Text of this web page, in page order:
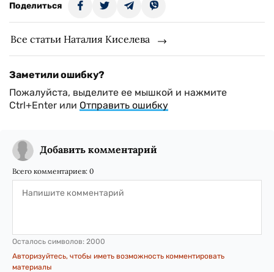
Поделиться
Все статьи Наталия Киселева
Заметили ошибку?
Пожалуйста, выделите ее мышкой и нажмите
Ctrl+Enter или Отправить ошибку
Добавить комментарий
Всего комментариев: 0
Осталось символов: 2000
Авторизуйтесь, чтобы иметь возможность комментировать
материалы